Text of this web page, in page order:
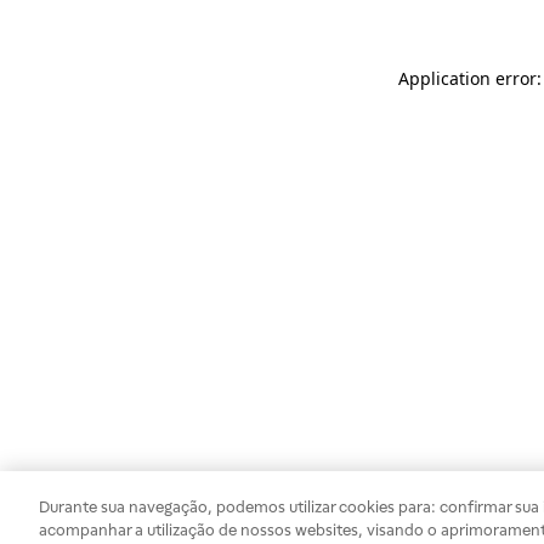
Application
Durante sua navegação, podemos utilizar cookies para: confirmar
acompanhar a utilização de nossos websites, visando o